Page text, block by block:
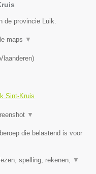
de provincie Luik.
maps ▼
)
Sint-Kruis
▼
die belastend is voor
spelling, rekenen, ▼